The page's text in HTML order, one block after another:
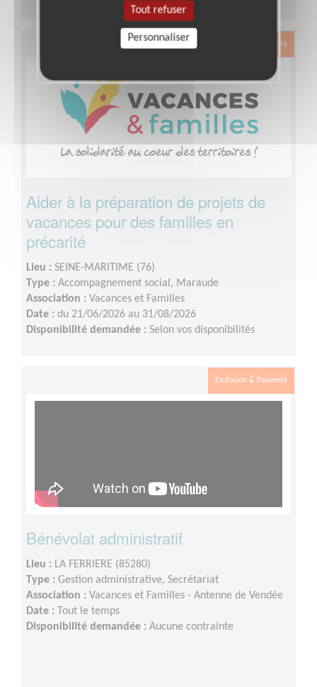
Exclusion & Pauvreté
Aider à la préparation de projets de
vacances pour des familles en
précarité
Lieu : SEINE-MARITIME (76)
Type : Accompagnement social, Maraude
Association : Vacances et Familles
Date : du 21/06/2026 au 31/08/2026
Disponibilité demandée : Selon vos disponibilités
Exclusion & Pauvreté
Bénévolat administratif
Lieu : LA FERRIERE (85280)
Type : Gestion administrative, Secrétariat
Association : Vacances et Familles - Antenne de Vendée
Date : Tout le temps
Disponibilité demandée : Aucune contrainte
Tout refuser
Personnaliser